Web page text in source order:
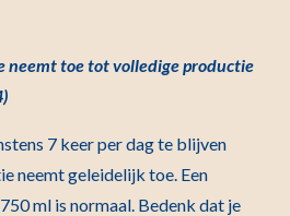
neemt toe tot volledige productie
7 keer per dag te blijven
neemt geleidelijk toe. Een
ml is normaal. Bedenk dat je